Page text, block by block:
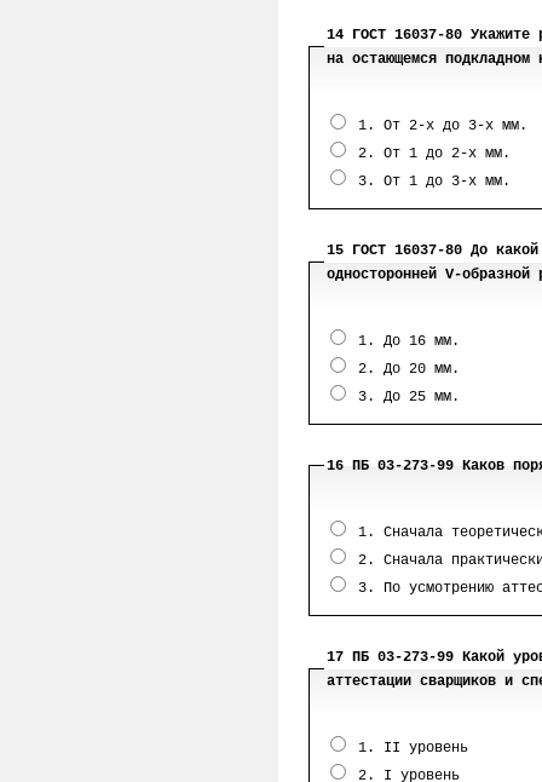
14 ГОСТ 16037-80 Укажите
на остающемся подкладном
1. От 2-х до 3-х мм.
2. От 1 до 2-х мм.
3. От 1 до 3-х мм.
15 ГОСТ 16037-80 До какой
односторонней V-образной
1. До 16 мм.
2. До 20 мм.
3. До 25 мм.
16 ПБ 03-273-99 Каков
1. Сначала
2. Сначала
3. По усмотрению
17 ПБ 03-273-99 Какой
аттестации сварщиков и
1. II уровень
2. I уровень